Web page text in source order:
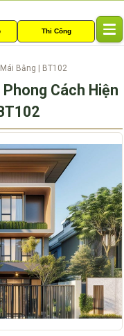
Thi Công
l
a
v
a
t
i
o
n
Bằng | BT102
Cách Hiện